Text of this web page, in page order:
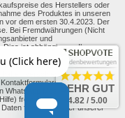
des Herstellers oder
des Produktes in unseren
vor dem ersten 30.4.2023. Der
Bei Fremdwährungen (Nicht
und
ist abhängig von Ihren
Seite und im Warenkorb
haben verschiedene
die Siehier
WhatsApp Messenger oder das
freiwillig erreichen.
finden sie unter unserer
Kundenbewertungen
SEHR GUT
4.82 / 5.00